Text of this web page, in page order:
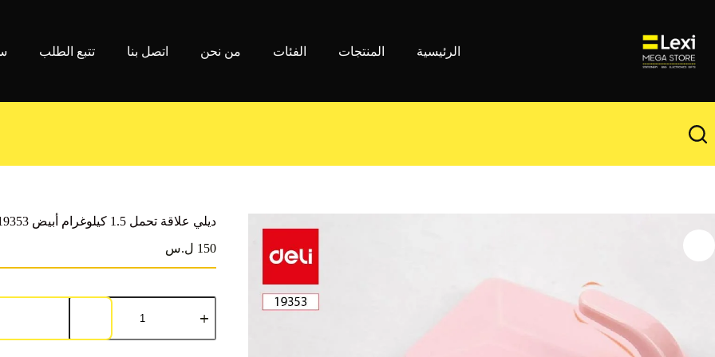
المحتوى
الرئيسية
المنتجات الفئات من نحن اتصل بنا تتبع الطلب
ديلي علاقة تحمل 1.5 كيلوغرام أبيض E19353
150 ل.س
كمية
ديلي